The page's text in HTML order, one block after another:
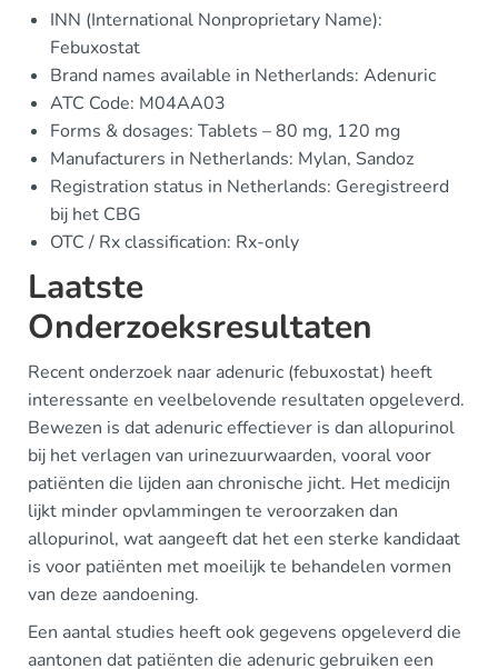
INN (International Nonproprietary Name):
Febuxostat
Brand names available in Netherlands: Adenuric
ATC Code: M04AA03
Forms & dosages: Tablets – 80 mg, 120 mg
Manufacturers in Netherlands: Mylan, Sandoz
Registration status in Netherlands: Geregistreerd
bij het CBG
OTC / Rx classification: Rx-only
Laatste
Onderzoeksresultaten
Recent onderzoek naar adenuric (febuxostat) heeft
interessante en veelbelovende resultaten opgeleverd.
Bewezen is dat adenuric effectiever is dan allopurinol
bij het verlagen van urinezuurwaarden, vooral voor
patiënten die lijden aan chronische jicht. Het medicijn
lijkt minder opvlammingen te veroorzaken dan
allopurinol, wat aangeeft dat het een sterke kandidaat
is voor patiënten met moeilijk te behandelen vormen
van deze aandoening.
Een aantal studies heeft ook gegevens opgeleverd die
aantonen dat patiënten die adenuric gebruiken een